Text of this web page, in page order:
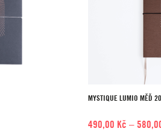
MYSTIQUE LUMIO MĚĎ
490,00 Kč –